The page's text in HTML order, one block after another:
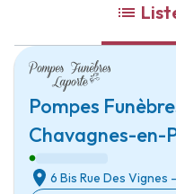
Pompes
Chavagnes-en-
6 Bis Rue Des Vignes -